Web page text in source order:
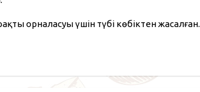
орналасуы үшін түбі көбіктен жасалған.